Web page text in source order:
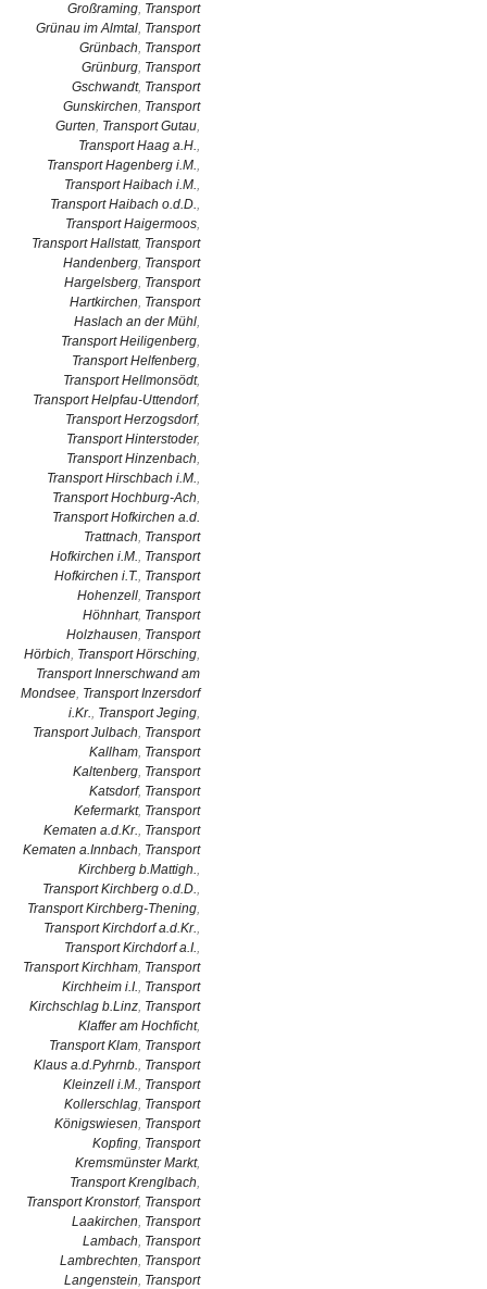
Großraming, Transport
Grünau im Almtal, Transport
Grünbach, Transport
Grünburg, Transport
Gschwandt, Transport
Gunskirchen, Transport
Gurten, Transport Gutau,
Transport Haag a.H.,
Transport Hagenberg i.M.,
Transport Haibach i.M.,
Transport Haibach o.d.D.,
Transport Haigermoos,
Transport Hallstatt, Transport
Handenberg, Transport
Hargelsberg, Transport
Hartkirchen, Transport
Haslach an der Mühl,
Transport Heiligenberg,
Transport Helfenberg,
Transport Hellmonsödt,
Transport Helpfau-Uttendorf,
Transport Herzogsdorf,
Transport Hinterstoder,
Transport Hinzenbach,
Transport Hirschbach i.M.,
Transport Hochburg-Ach,
Transport Hofkirchen a.d.
Trattnach, Transport
Hofkirchen i.M., Transport
Hofkirchen i.T., Transport
Hohenzell, Transport
Höhnhart, Transport
Holzhausen, Transport
Hörbich, Transport Hörsching,
Transport Innerschwand am
Mondsee, Transport Inzersdorf
i.Kr., Transport Jeging,
Transport Julbach, Transport
Kallham, Transport
Kaltenberg, Transport
Katsdorf, Transport
Kefermarkt, Transport
Kematen a.d.Kr., Transport
Kematen a.Innbach, Transport
Kirchberg b.Mattigh.,
Transport Kirchberg o.d.D.,
Transport Kirchberg-Thening,
Transport Kirchdorf a.d.Kr.,
Transport Kirchdorf a.I.,
Transport Kirchham, Transport
Kirchheim i.I., Transport
Kirchschlag b.Linz, Transport
Klaffer am Hochficht,
Transport Klam, Transport
Klaus a.d.Pyhrnb., Transport
Kleinzell i.M., Transport
Kollerschlag, Transport
Königswiesen, Transport
Kopfing, Transport
Kremsmünster Markt,
Transport Krenglbach,
Transport Kronstorf, Transport
Laakirchen, Transport
Lambach, Transport
Lambrechten, Transport
Langenstein, Transport